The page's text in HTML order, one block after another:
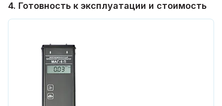
4. Готовность к эксплуатации и стоимость